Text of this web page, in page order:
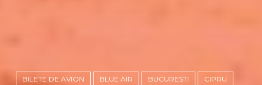
BILETE DE AVION BLUE AIR BUCURESTI CIPRU